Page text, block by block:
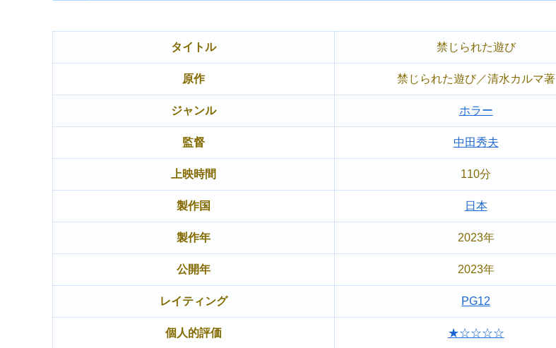
タイトル 禁じられた遊び
原作 禁じられた遊び／清水カルマ著
ジャンル ホラー
監督 中田秀夫
上映時間 110分
製作国 日本
製作年 2023年
公開年 2023年
レイティング PG12
個人的評価 ★☆☆☆☆